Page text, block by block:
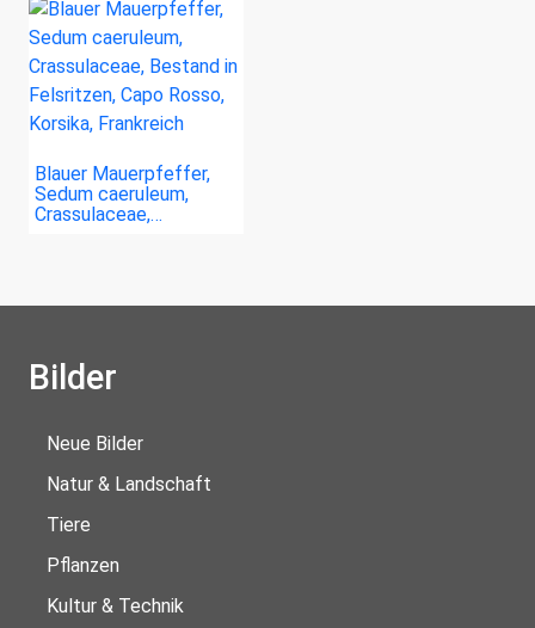
Blauer Mauerpfeffer,
Sedum caeruleum,
Crassulaceae,…
Bilder
Neue Bilder
Natur & Landschaft
Tiere
Pflanzen
Kultur & Technik